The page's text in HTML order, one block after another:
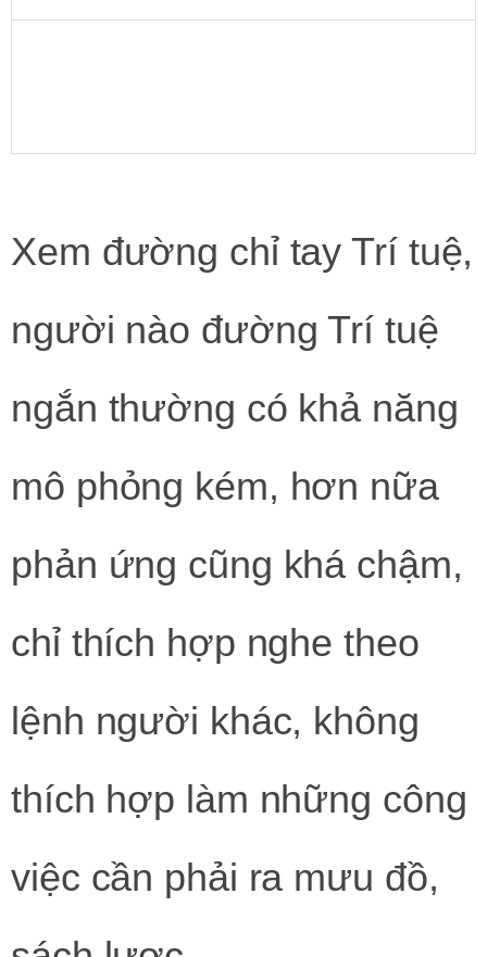
Xem đường chỉ tay Trí tuệ,
người nào đường Trí tuệ
ngắn thường có khả năng
mô phỏng kém, hơn nữa
phản ứng cũng khá chậm,
chỉ thích hợp nghe theo
lệnh người khác, không
thích hợp làm những công
việc cần phải ra mưu đồ,